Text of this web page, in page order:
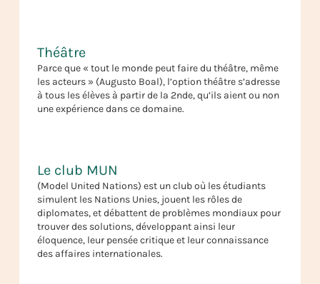
Théâtre
Parce que « tout le monde peut faire du théâtre, même
les acteurs » (Augusto Boal), l’option théâtre s’adresse
à tous les élèves à partir de la 2nde, qu’ils aient ou non
une expérience dans ce domaine.
Le club MUN
(Model United Nations) est un club où les étudiants
simulent les Nations Unies, jouent les rôles de
diplomates, et débattent de problèmes mondiaux pour
trouver des solutions, développant ainsi leur
éloquence, leur pensée critique et leur connaissance
des affaires internationales.